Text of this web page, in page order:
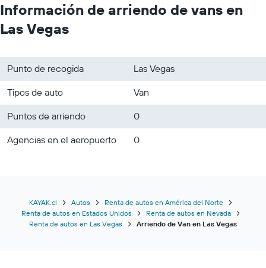
Información de arriendo de vans en
Las Vegas
Punto de recogida
Las Vegas
Tipos de auto
Van
Puntos de arriendo
0
Agencias en el aeropuerto
0
KAYAK.cl Autos
Renta de autos en América del Norte
Renta de autos en Estados Unidos
Renta de autos en Nevada
Renta de autos en Las Vegas
Arriendo de Van en Las Vegas